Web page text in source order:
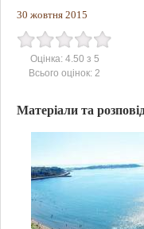
30 жовтня 2015
Оцінка: 4.50 з 5
Всього оцінок: 2
Матеріали та